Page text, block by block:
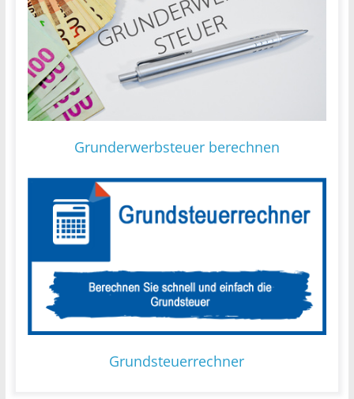
Grunderwerbsteuer berechnen
Grundsteuerrechner